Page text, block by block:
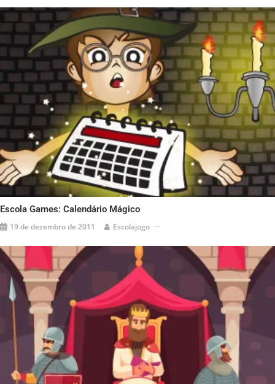
Escola Games: Calendário Mágico
19 de dezembro de 2011 Escolajogo